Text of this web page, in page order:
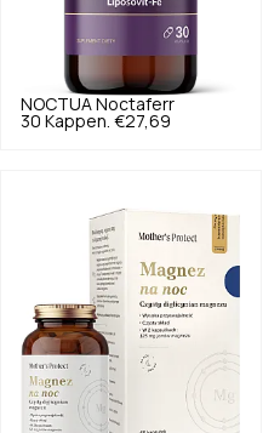
NOCTUA Noctaferr
30 Kappen. €27,69